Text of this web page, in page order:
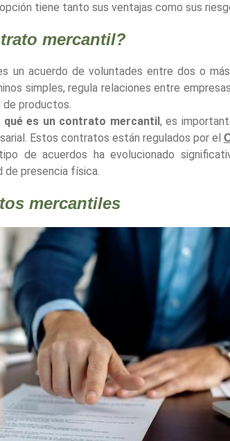
tiene tanto sus ventajas como sus
mercantil?
un acuerdo de voluntades entre dos o
simples, regula relaciones entre
de productos.
qué es un contrato mercantil , es
Estos contratos están regulados por el
de acuerdos ha evolucionado
de presencia física.
mercantiles